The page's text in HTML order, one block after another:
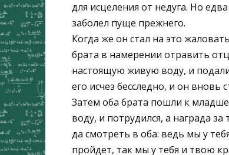
для исцеления от недуга. Но
заболел пуще прежнего.
Когда же он стал на это
брата в намерении отравить
настоящую живую воду, и
его исчез бесследно, и он
Затем оба брата пошли к
воду, и потрудился, а награда
да смотреть в оба: ведь мы у
пройдет, так мы у тебя и твою